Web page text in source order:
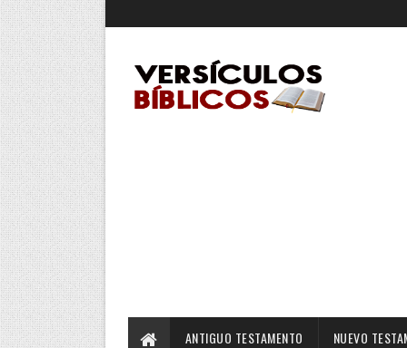
ANTIGUO TESTAMENTO NUEVO